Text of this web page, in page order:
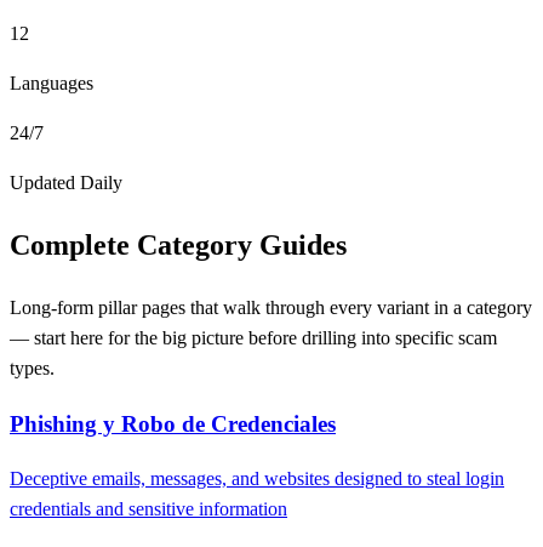
12
Languages
24/7
Updated Daily
Complete Category Guides
Long-form pillar pages that walk through every variant in a category
— start here for the big picture before drilling into specific scam
types.
Phishing y Robo de Credenciales
Deceptive emails, messages, and websites designed to steal login
credentials and sensitive information